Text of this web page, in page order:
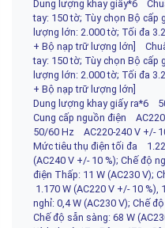
Dung lượng khay giấy*6
tay: 150 tờ; Tùy chọn Bộ cấp
lượng lớn: 2.000 tờ; Tối đa
+ Bộ nạp trữ lượng lớn]
tay: 150 tờ; Tùy chọn Bộ cấp
lượng lớn: 2.000 tờ; Tối đa
+ Bộ nạp trữ lượng lớn]
Dung lượng khay giấy ra*6
Cung cấp nguồn điện
50/60 Hz AC220-240 V +/-
Mức tiêu thụ điện tối đa
(AC240 V +/- 10 %); Chế độ
điện Thấp: 11 W (AC230 V);
1.170 W (AC220 V +/- 10 %),
nghỉ: 0,4 W (AC230 V); Chế
Chế độ sẵn sàng: 68 W